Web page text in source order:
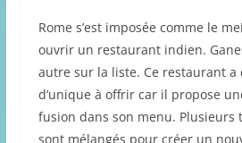
Rome s’est imposée comme le
ouvrir un restaurant indien.
autre sur la liste. Ce restaurant a
d’unique à offrir car il propose
fusion dans son menu. Plusieurs
sont mélangés pour créer un